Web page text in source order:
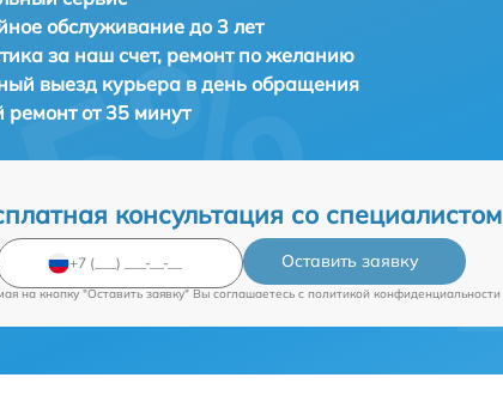
обслуживание до 3 лет
за наш счет, ремонт по желанию
выезд курьера в день обращения
ремонтот 35 минут
консультация со специалистом
Оставить заявку
на кнопку "Оставить заявку" Вы соглашаетесь c политикой конфиденциальности